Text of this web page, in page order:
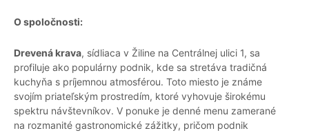
O spoločnosti:
Drevená krava, sídliaca v Žiline na Centrálnej ulici 1, sa
profiluje ako populárny podnik, kde sa stretáva tradičná
kuchyňa s príjemnou atmosférou. Toto miesto je známe
svojím priateľským prostredím, ktoré vyhovuje širokému
spektru návštevníkov. V ponuke je denné menu zamerané
na rozmanité gastronomické zážitky, pričom podnik